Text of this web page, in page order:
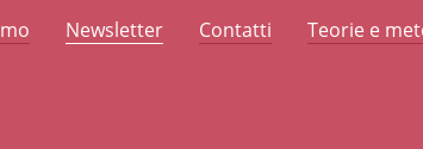
Newsletter Contatti Teorie e